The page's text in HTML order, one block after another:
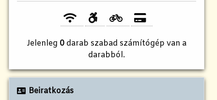
Jelenleg 0 darab szabad számítógép van a
darabból.
Beiratkozás